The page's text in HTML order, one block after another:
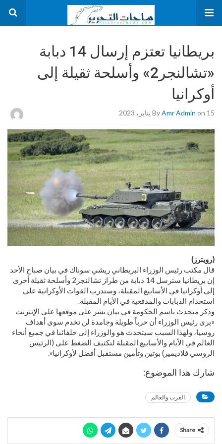
بريطانيا تعتزم إرسال 14 دبابة
«تشالنجر2» وأسلحة ثقيلة إلى
أوكرانيا
ByAmr Admin on 15 يناير، 2023
(رويترز)
قال مكتب رئيس الوزراء البريطاني ريشي سوناك في بيان صباح الأحد
إن بريطانيا سترسل 14 دبابة من طراز تشالنجر2 وأسلحة ثقيلة أخرى
إلى أوكرانيا في الأسابيع المقبلة، وستدرب القوات الأوكرانية على
استخدام الدبابات والمدفعية في الأيام المقبلة.
وذكر متحدث باسم الحكومة في بيان نشر على موقعها على الإنترنت
«يرى رئيس الوزراء أن حرباً طويلة وجامدة لن تخدم سوى أهداف
روسيا، ولهذا السبب سيتحدث هو والوزراء إلى حلفائنا في جميع أنحاء
العالم في الأيام والأسابيع المقبلة لتكثيف الضغط على (الرئيس
الروسي فلاديمير) بوتين وتأمين مستقبل أفضل لأوكرانيا».
شارك هذا الموضوع:
العرب والعالم
Share